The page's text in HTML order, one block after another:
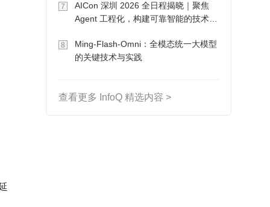
7
AICon 深圳 2026 全日程揭晓｜聚焦
Agent 工程化，构建可靠智能的技术路
8
Ming-Flash-Omni：全模态统一大模型
的关键技术与实践
查看更多 InfoQ 精选内容 >